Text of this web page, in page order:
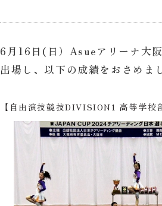
6月16日(日）Asueアリーナ大
出場し、以下の成績をおさめま
【自由演技競技DIVISION1 高等学校